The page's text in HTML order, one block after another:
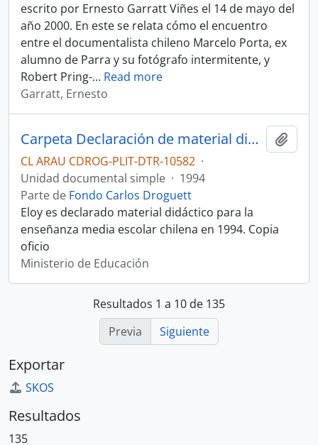
escrito por Ernesto Garratt Viñes el 14 de mayo del
año 2000. En este se relata cómo el encuentro
entre el documentalista chileno Marcelo Porta, ex
alumno de Parra y su fotógrafo intermitente, y
Robert Pring-… Read more
Garratt, Ernesto
Carpeta Declaración de material didáctico Eloy
CL ARAU CDROG-PLIT-DTR-10582 ·
Unidad documental simple · 1994
Parte de Fondo Carlos Droguett
Eloy es declarado material didáctico para la
enseñanza media escolar chilena en 1994. Copia
oficio
Ministerio de Educación
Resultados 1 a 10 de 135
Previa
Siguiente
Exportar
SKOS
Resultados
135